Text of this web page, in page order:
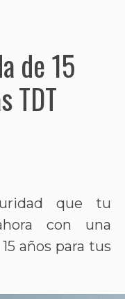
de 15
TDT
que tu
con una
años para tus